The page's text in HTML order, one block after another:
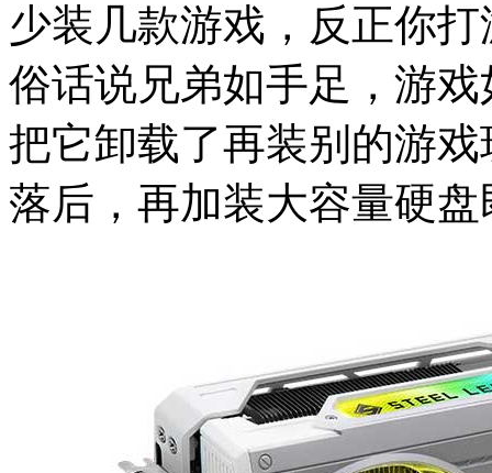
少装几款游戏，反正你
俗话说兄弟如手足，游
把它卸载了再装别的游
落后，再加装大容量硬盘